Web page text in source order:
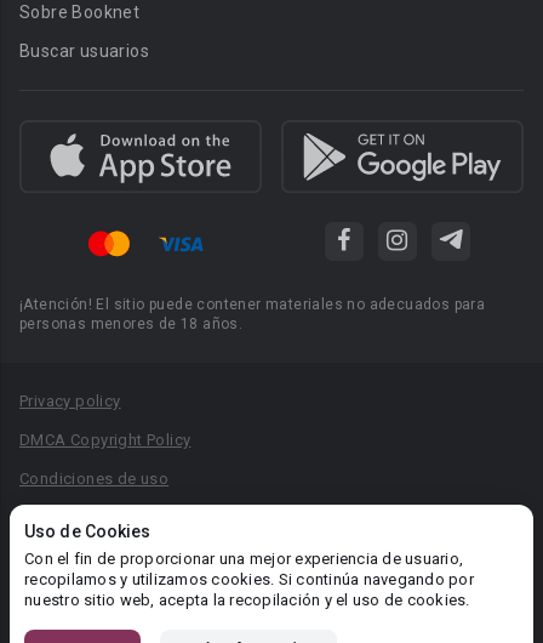
Uso de Cookies
Con el fin de proporcionar una mejor experiencia de usuario,
recopilamos y utilizamos cookies. Si continúa navegando por
nuestro sitio web, acepta la recopilación y el uso de cookies.
Sobre Booknet
Buscar usuarios
¡Atención! El sitio puede contener materiales no adecuados para
personas menores de 18 años.
Privacy policy
DMCA Copyright Policy
Condiciones de uso
Reglas para la publicación de libros
Área RR.PP.: pr@booknet.com